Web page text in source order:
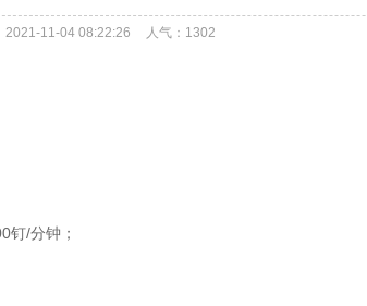
2021-11-04 08:22:26 人气： 1302
钉/分钟；